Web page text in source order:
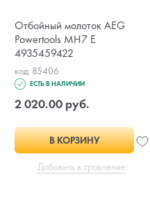
Отбойный молоток AEG
Powertools MH7 E
4935459422
код: 85406
ЕСТЬ В НАЛИЧИИ
2 020.00 руб.
В КОРЗИНУ
Добавить в сравнение